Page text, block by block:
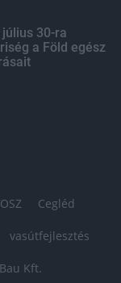
30-ra
a Föld egész
Cegléd
vasútfejlesztés
Kft.